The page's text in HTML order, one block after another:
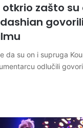
zašto su
da su on i supruga
odlučili